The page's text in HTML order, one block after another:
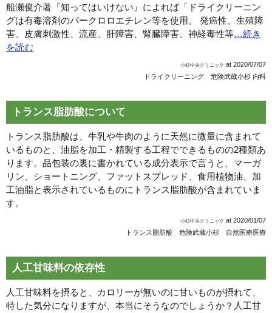
船瀬俊介著『知ってはいけない』によれば「ドライクリーニン
グは有毒溶剤のバークロロエチレン等を使用。 発癌性、生殖障
害、皮膚刺激性、流産、肝障害、腎臓障害、神経毒性等…続き
を読む
小杉中央クリニック at 2020/07/07
ドライクリーニング 危険武蔵小杉 内科
トランス脂肪酸について
トランス脂肪酸は、牛乳や牛肉のように天然に微量に含まれて
いるものと、油脂を加工・精製する工程でできるものの2種類あ
ります。品包装の裏に書かれている成分表示で言うと、マーガ
リン、ショートニング、ファットスプレッド、食用植物油、加
工油脂と表示されているものにトランス脂肪酸が含まれていま
す。
小杉中央クリニック at 2020/01/07
トランス脂肪酸 危険武蔵小杉 自然医療医療
人工甘味料の依存性
人工甘味料を摂ると、カロリーが無いのに甘いものが摂れて、
特した気分になりますが、本当にそうなのでしょうか？人工甘